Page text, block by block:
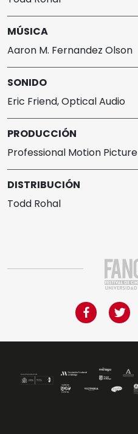
MÚSICA
Aaron M. Fernandez Olson
SONIDO
Eric Friend, Optical Audio
PRODUCCIÓN
Professional Motion Picture
DISTRIBUCIÓN
Todd Rohal